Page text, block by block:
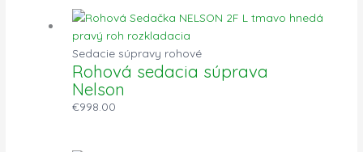
Sedacie súpravy rohové
Rohová sedacia súprava
Nelson
€998.00